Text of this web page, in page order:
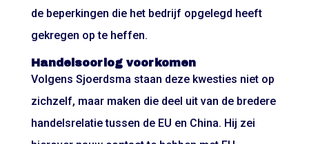
de beperkingen die het bedrijf opgelegd heeft
gekregen op te heffen.
Handelsoorlog voorkomen
Volgens Sjoerdsma staan deze kwesties niet op
zichzelf, maar maken die deel uit van de bredere
handelsrelatie tussen de EU en China. Hij zei